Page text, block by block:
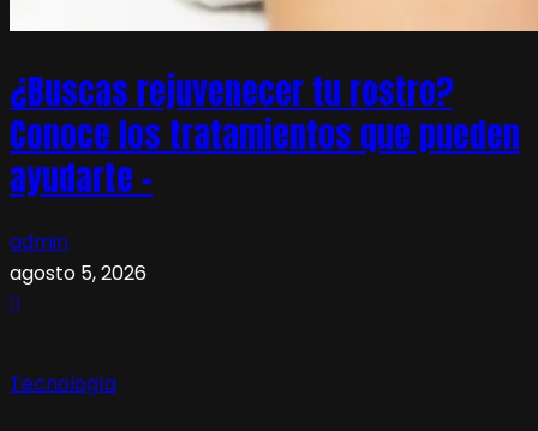
¿Buscas rejuvenecer tu rostro?
Conoce los tratamientos que pueden
ayudarte –
admin
agosto 5, 2026
Tecnología